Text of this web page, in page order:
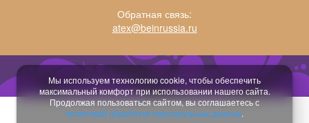
Обратная связь:
atex@beinrussia.ru
Разработка сайта:temeshov.ru
Мы используем технологию cookie, чтобы обеспечить
максимальный комфорт при использовании нашего сайта.
Продолжая пользоваться сайтом, вы соглашаетесь с
политикой обработки персональных данных.